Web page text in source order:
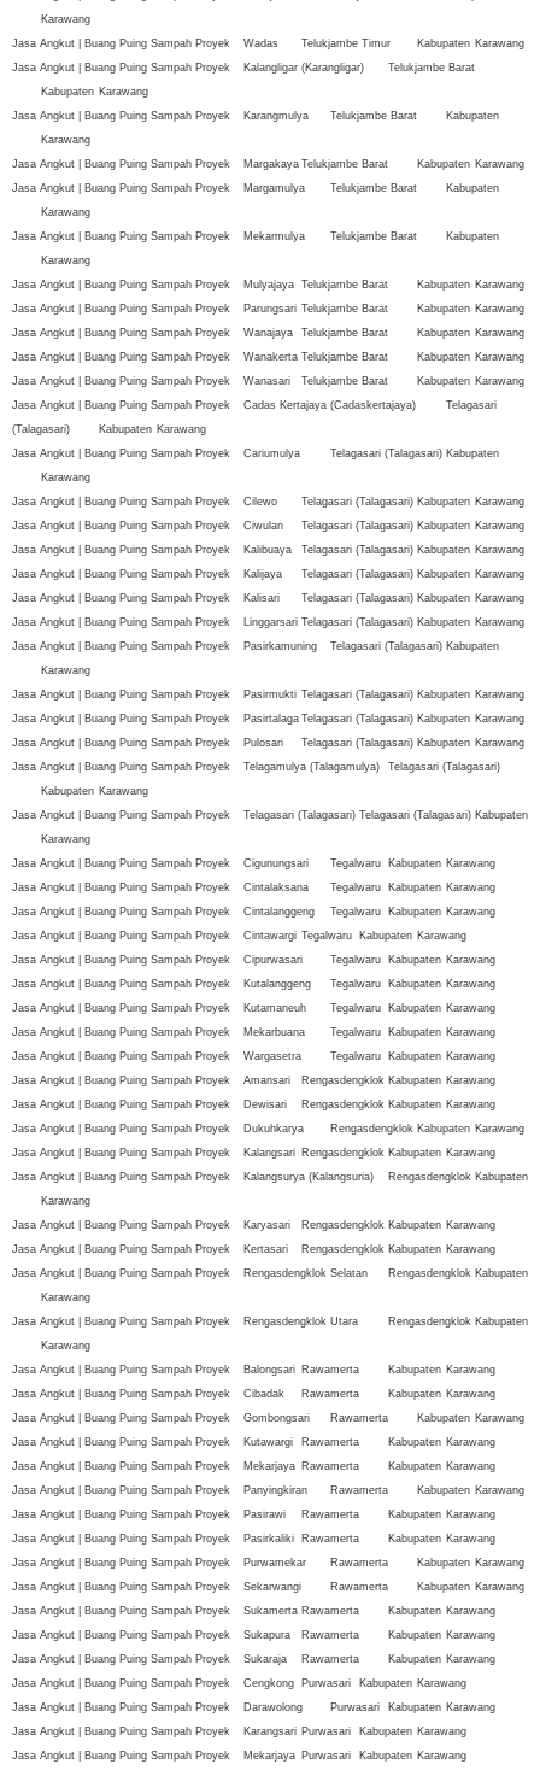
Karawang
Jasa Angkut | Buang Puing Sampah Proyek
Wadas Telukjambe Timur Kabupaten Karawang
Jasa Angkut | Buang Puing Sampah Proyek
Kalangligar (Karangligar)
Telukjambe Barat
Kabupaten Karawang
Jasa Angkut | Buang Puing Sampah Proyek
Karangmulya Telukjambe Barat
Kabupaten
Karawang
Jasa Angkut | Buang Puing Sampah Proyek
Margakaya Telukjambe Barat Kabupaten Karawang
Jasa Angkut | Buang Puing Sampah Proyek
Margamulya Telukjambe Barat
Kabupaten
Karawang
Jasa Angkut | Buang Puing Sampah Proyek
Mekarmulya Telukjambe Barat
Kabupaten
Karawang
Jasa Angkut | Buang Puing Sampah Proyek
Mulyajaya Telukjambe Barat Kabupaten Karawang
Jasa Angkut | Buang Puing Sampah Proyek
Parungsari Telukjambe Barat Kabupaten Karawang
Jasa Angkut | Buang Puing Sampah Proyek
Wanajaya Telukjambe Barat Kabupaten Karawang
Jasa Angkut | Buang Puing Sampah Proyek
Wanakerta Telukjambe Barat Kabupaten Karawang
Jasa Angkut | Buang Puing Sampah Proyek
Wanasari Telukjambe Barat Kabupaten Karawang
Jasa Angkut | Buang Puing Sampah Proyek
Cadas Kertajaya (Cadaskertajaya)
Telagasari
(Talagasari)
Kabupaten Karawang
Jasa Angkut | Buang Puing Sampah Proyek
Cariumulya Telagasari (Talagasari) Kabupaten
Karawang
Jasa Angkut | Buang Puing Sampah Proyek
Cilewo Telagasari (Talagasari) Kabupaten Karawang
Jasa Angkut | Buang Puing Sampah Proyek
Ciwulan Telagasari (Talagasari) Kabupaten Karawang
Jasa Angkut | Buang Puing Sampah Proyek
Kalibuaya Telagasari (Talagasari) Kabupaten Karawang
Jasa Angkut | Buang Puing Sampah Proyek
Kalijaya Telagasari (Talagasari) Kabupaten Karawang
Jasa Angkut | Buang Puing Sampah Proyek
Kalisari Telagasari (Talagasari) Kabupaten Karawang
Jasa Angkut | Buang Puing Sampah Proyek
Linggarsari Telagasari (Talagasari) Kabupaten Karawang
Jasa Angkut | Buang Puing Sampah Proyek
Pasirkamuning Telagasari (Talagasari) Kabupaten
Karawang
Jasa Angkut | Buang Puing Sampah Proyek
Pasirmukti Telagasari (Talagasari) Kabupaten Karawang
Jasa Angkut | Buang Puing Sampah Proyek
Pasirtalaga Telagasari (Talagasari) Kabupaten Karawang
Jasa Angkut | Buang Puing Sampah Proyek
Pulosari Telagasari (Talagasari) Kabupaten Karawang
Jasa Angkut | Buang Puing Sampah Proyek
Telagamulya (Talagamulya)
Telagasari (Talagasari)
Kabupaten Karawang
Jasa Angkut | Buang Puing Sampah Proyek
Telagasari (Talagasari) Telagasari (Talagasari) Kabupaten
Karawang
Jasa Angkut | Buang Puing Sampah Proyek
Cigunungsari Tegalwaru Kabupaten Karawang
Jasa Angkut | Buang Puing Sampah Proyek
Cintalaksana Tegalwaru Kabupaten Karawang
Jasa Angkut | Buang Puing Sampah Proyek
Cintalanggeng Tegalwaru Kabupaten Karawang
Jasa Angkut | Buang Puing Sampah Proyek
Cintawargi Tegalwaru Kabupaten Karawang
Jasa Angkut | Buang Puing Sampah Proyek
Cipurwasari Tegalwaru Kabupaten Karawang
Jasa Angkut | Buang Puing Sampah Proyek
Kutalanggeng Tegalwaru Kabupaten Karawang
Jasa Angkut | Buang Puing Sampah Proyek
Kutamaneuh Tegalwaru Kabupaten Karawang
Jasa Angkut | Buang Puing Sampah Proyek
Mekarbuana Tegalwaru Kabupaten Karawang
Jasa Angkut | Buang Puing Sampah Proyek
Wargasetra Tegalwaru Kabupaten Karawang
Jasa Angkut | Buang Puing Sampah Proyek
Amansari Rengasdengklok Kabupaten Karawang
Jasa Angkut | Buang Puing Sampah Proyek
Dewisari Rengasdengklok Kabupaten Karawang
Jasa Angkut | Buang Puing Sampah Proyek
Dukuhkarya Rengasdengklok Kabupaten Karawang
Jasa Angkut | Buang Puing Sampah Proyek
Kalangsari Rengasdengklok Kabupaten Karawang
Jasa Angkut | Buang Puing Sampah Proyek
Kalangsurya (Kalangsuria) Rengasdengklok Kabupaten
Karawang
Jasa Angkut | Buang Puing Sampah Proyek
Karyasari Rengasdengklok Kabupaten Karawang
Jasa Angkut | Buang Puing Sampah Proyek
Kertasari Rengasdengklok Kabupaten Karawang
Jasa Angkut | Buang Puing Sampah Proyek
Rengasdengklok Selatan Rengasdengklok Kabupaten
Karawang
Jasa Angkut | Buang Puing Sampah Proyek
Rengasdengklok Utara Rengasdengklok Kabupaten
Karawang
Jasa Angkut | Buang Puing Sampah Proyek
Balongsari Rawamerta Kabupaten Karawang
Jasa Angkut | Buang Puing Sampah Proyek
Cibadak Rawamerta Kabupaten Karawang
Jasa Angkut | Buang Puing Sampah Proyek
Gombongsari Rawamerta Kabupaten Karawang
Jasa Angkut | Buang Puing Sampah Proyek
Kutawargi Rawamerta Kabupaten Karawang
Jasa Angkut | Buang Puing Sampah Proyek
Mekarjaya Rawamerta Kabupaten Karawang
Jasa Angkut | Buang Puing Sampah Proyek
Panyingkiran Rawamerta Kabupaten Karawang
Jasa Angkut | Buang Puing Sampah Proyek
Pasirawi Rawamerta Kabupaten Karawang
Jasa Angkut | Buang Puing Sampah Proyek
Pasirkaliki Rawamerta Kabupaten Karawang
Jasa Angkut | Buang Puing Sampah Proyek
Purwamekar Rawamerta Kabupaten Karawang
Jasa Angkut | Buang Puing Sampah Proyek
Sekarwangi Rawamerta Kabupaten Karawang
Jasa Angkut | Buang Puing Sampah Proyek
Sukamerta Rawamerta Kabupaten Karawang
Jasa Angkut | Buang Puing Sampah Proyek
Sukapura Rawamerta Kabupaten Karawang
Jasa Angkut | Buang Puing Sampah Proyek
Sukaraja Rawamerta Kabupaten Karawang
Jasa Angkut | Buang Puing Sampah Proyek
Cengkong Purwasari Kabupaten Karawang
Jasa Angkut | Buang Puing Sampah Proyek
Darawolong Purwasari Kabupaten Karawang
Jasa Angkut | Buang Puing Sampah Proyek
Karangsari Purwasari Kabupaten Karawang
Jasa Angkut | Buang Puing Sampah Proyek
Mekarjaya Purwasari Kabupaten Karawang